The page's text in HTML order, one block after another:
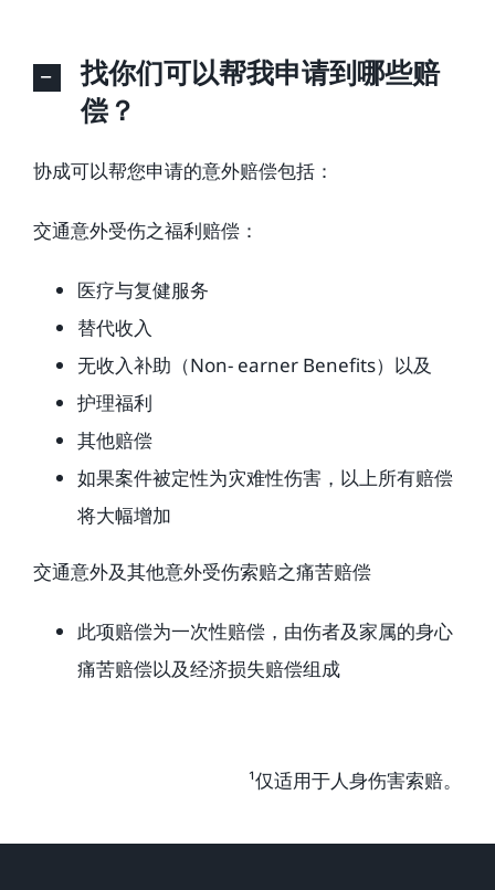
找你们可以帮我申请到哪些赔
偿？
协成可以帮您申请的意外赔偿包括：
交通意外受伤之福利赔偿：
医疗与复健服务
替代收入
无收入补助（Non- earner Benefits）以及
护理福利
其他赔偿
如果案件被定性为灾难性伤害，以上所有赔偿
将大幅增加
交通意外及其他意外受伤索赔之痛苦赔偿
此项赔偿为一次性赔偿，由伤者及家属的身心
痛苦赔偿以及经济损失赔偿组成
¹仅适用于人身伤害索赔。